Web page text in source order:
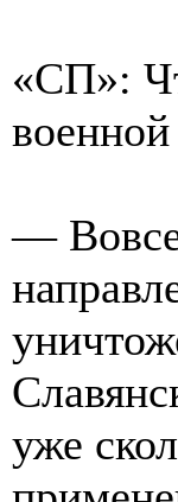
«СП»:
— Вовсе
уже